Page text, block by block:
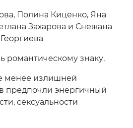
Полина Киценко, Яна
Захарова и Снежана
Георгиева
романтическому знаку,
менее излишней
предпочли энергичный
сексуальности